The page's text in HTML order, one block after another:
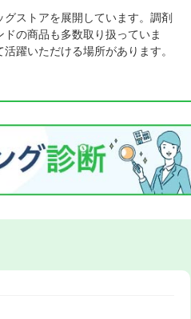
ストアを展開しています。調剤
の商品も多数取り扱っていま
躍いただける場所があります。